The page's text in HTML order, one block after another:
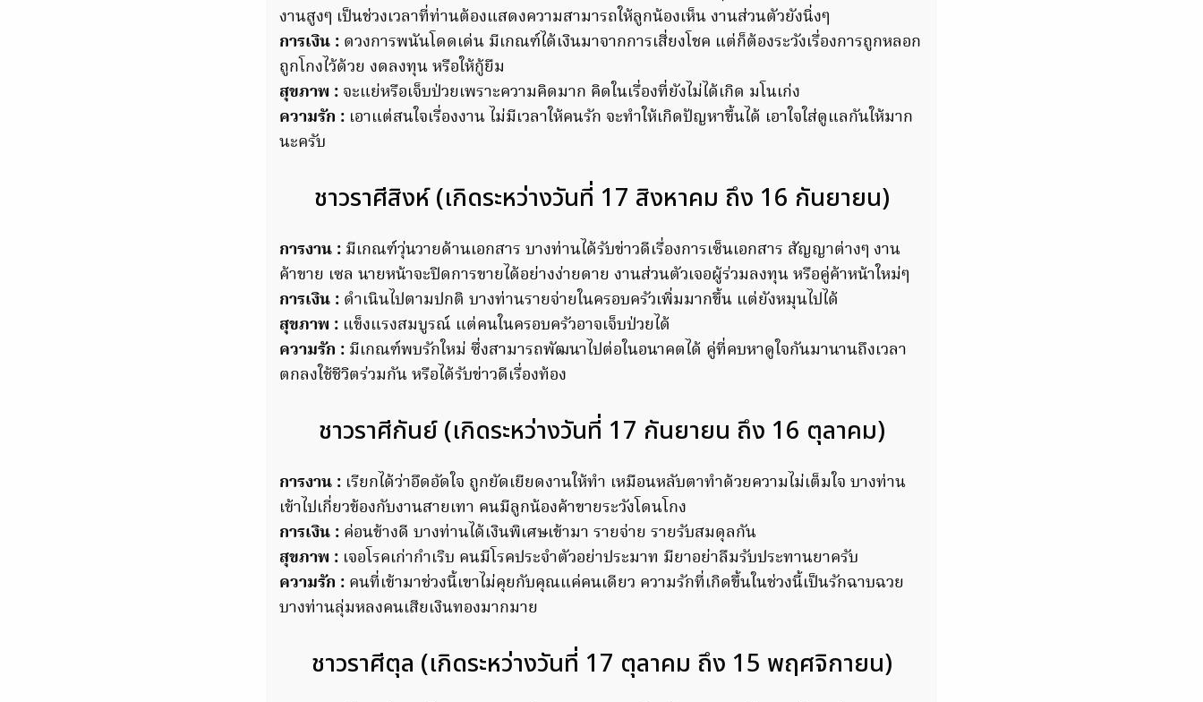
งานสูงๆ เป็นช่วงเวลาที่ท่านต้องแสดงความสามารถให้ลูกน้องเห็น งานส่วนตัวยังนิ่งๆ
การเงิน : ดวงการพนันโดดเด่น มีเกณฑ์ได้เงินมาจากการเสี่ยงโชค แต่ก็ต้องระวังเรื่องการถูกหลอก
ถูกโกงไว้ด้วย งดลงทุน หรือให้กู้ยืม
สุขภาพ : จะแย่หรือเจ็บป่วยเพราะความคิดมาก คิดในเรื่องที่ยังไม่ได้เกิด มโนเก่ง
ความรัก : เอาแต่สนใจเรื่องงาน ไม่มีเวลาให้คนรัก จะทำให้เกิดปัญหาขึ้นได้ เอาใจใส่ดูแลกันให้มาก
นะครับ
ชาวราศีสิงห์ (เกิดระหว่างวันที่ 17 สิงหาคม ถึง 16 กันยายน)
การงาน : มีเกณฑ์วุ่นวายด้านเอกสาร บางท่านได้รับข่าวดีเรื่องการเซ็นเอกสาร สัญญาต่างๆ งาน
ค้าขาย เซล นายหน้าจะปิดการขายได้อย่างง่ายดาย งานส่วนตัวเจอผู้ร่วมลงทุน หรือคู่ค้าหน้าใหม่ๆ
การเงิน : ดำเนินไปตามปกติ บางท่านรายจ่ายในครอบครัวเพิ่มมากขึ้น แต่ยังหมุนไปได้
สุขภาพ : แข็งแรงสมบูรณ์ แต่คนในครอบครัวอาจเจ็บป่วยได้
ความรัก : มีเกณฑ์พบรักใหม่ ซึ่งสามารถพัฒนาไปต่อในอนาคตได้ คู่ที่คบหาดูใจกันมานานถึงเวลา
ตกลงใช้ชีวิตร่วมกัน หรือได้รับข่าวดีเรื่องท้อง
ชาวราศีกันย์ (เกิดระหว่างวันที่ 17 กันยายน ถึง 16 ตุลาคม)
การงาน : เรียกได้ว่าอึดอัดใจ ถูกยัดเยียดงานให้ทำ เหมือนหลับตาทำด้วยความไม่เต็มใจ บางท่าน
เข้าไปเกี่ยวข้องกับงานสายเทา คนมีลูกน้องค้าขายระวังโดนโกง
การเงิน : ค่อนข้างดี บางท่านได้เงินพิเศษเข้ามา รายจ่าย รายรับสมดุลกัน
สุขภาพ : เจอโรคเก่ากำเริบ คนมีโรคประจำตัวอย่าประมาท มียาอย่าลืมรับประทานยาครับ
ความรัก : คนที่เข้ามาช่วงนี้เขาไม่คุยกับคุณแค่คนเดียว ความรักที่เกิดขึ้นในช่วงนี้เป็นรักฉาบฉวย
บางท่านลุ่มหลงคนเสียเงินทองมากมาย
ชาวราศีตุล (เกิดระหว่างวันที่ 17 ตุลาคม ถึง 15 พฤศจิกายน)